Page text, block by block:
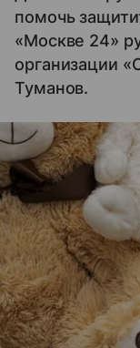
помочь
«Москве 24»
организации
Туманов.